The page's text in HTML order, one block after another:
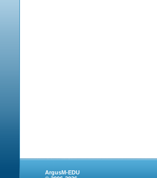
ArgusM-EDU